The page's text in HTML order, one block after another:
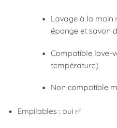
Lavage à la main
éponge et savon
Compatible lave-
température)
Non compatible
Empilables : oui ✅